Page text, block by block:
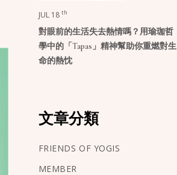
JUL 18 th
對眼前的生活失去熱情嗎？用瑜珈哲
學中的「Tapas」精神幫助你重燃對生
命的熱忱
文章分類
FRIENDS OF YOGIS
MEMBER